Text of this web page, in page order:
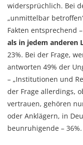
widersprüchlich. Bei
„unmittelbar
Fakten entsprechend –
als in jedem anderen
23%. Bei der Frage,
antworten 49% der
– „Institutionen und
der Frage allerdings,
vertrauen, gehören
oder Anklägern, in
beunruhigende – 36%.